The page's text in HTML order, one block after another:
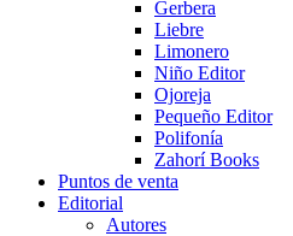
Gerbera
Liebre
Limonero
Niño Editor
Ojoreja
Pequeño Editor
Polifonía
Zahorí Books
Puntos de venta
Editorial
Autores